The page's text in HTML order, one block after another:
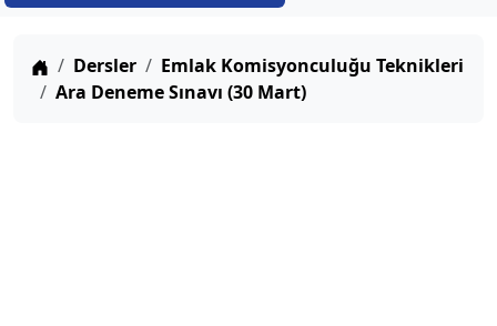
Anasayfa
Dersler
Emlak Komisyonculuğu Teknikleri
Ara Deneme Sınavı (30 Mart)